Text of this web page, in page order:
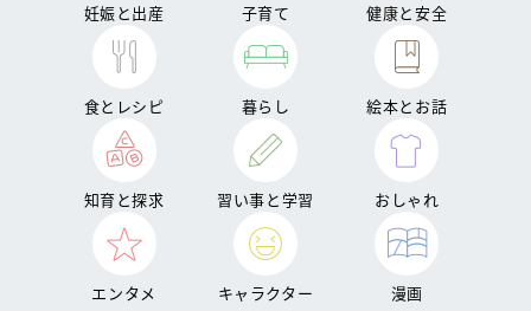
妊娠と出産 子育て 健康と安全
食とレシピ 暮らし 絵本とお話
知育と探求 習い事と学習 おしゃれ
エンタメ キャラクター 漫画